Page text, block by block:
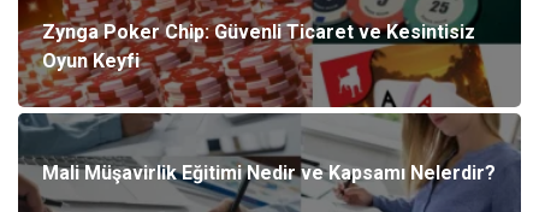
Zynga Poker Chip: Güvenli Ticaret ve Kesintisiz
Oyun Keyfi
Mali Müşavirlik Eğitimi Nedir ve Kapsamı Nelerdir?